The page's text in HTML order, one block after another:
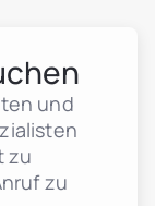
und
zu
zu